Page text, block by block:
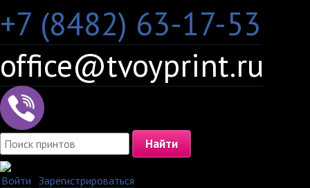
+7 (8482) 63-17-53
office@tvoyprint.ru
Войти Зарегистрироваться